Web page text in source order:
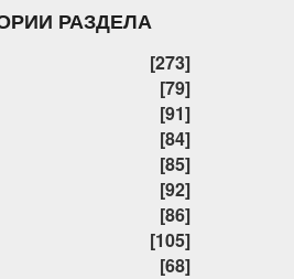
РАЗДЕЛА
[273]
[79]
[91]
[84]
[85]
[92]
[86]
[105]
[68]